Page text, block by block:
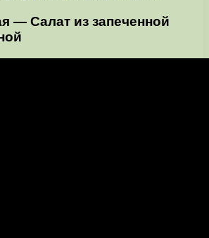
— Салат из запеченной